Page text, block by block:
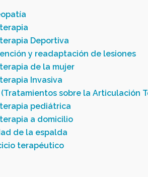
Deportiva
y readaptación de lesiones
de la mujer
Invasiva
(Tratamientos sobre la Articulación
pediátrica
a domicilio
de la espalda
terapéutico